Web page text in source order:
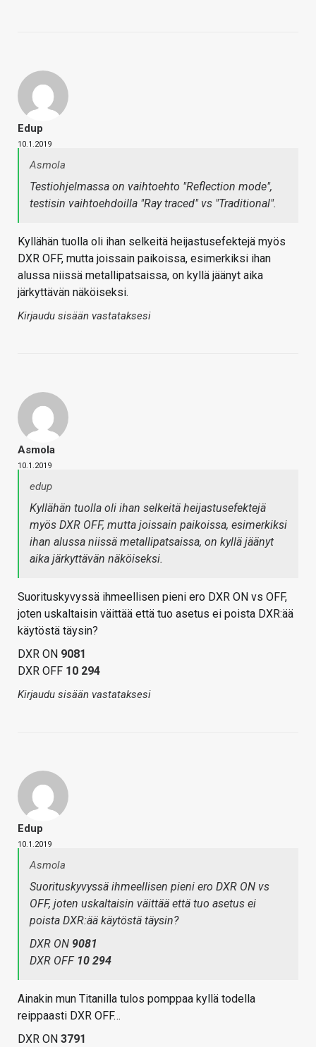
Edup
10.1.2019
Asmola
Testiohjelmassa on vaihtoehto "Reflection mode",
testisin vaihtoehdoilla "Ray traced" vs "Traditional".
Kyllähän tuolla oli ihan selkeitä heijastusefektejä myös
DXR OFF, mutta joissain paikoissa, esimerkiksi ihan
alussa niissä metallipatsaissa, on kyllä jäänyt aika
järkyttävän näköiseksi.
Kirjaudu sisään vastataksesi
Asmola
10.1.2019
edup
Kyllähän tuolla oli ihan selkeitä heijastusefektejä
myös DXR OFF, mutta joissain paikoissa, esimerkiksi
ihan alussa niissä metallipatsaissa, on kyllä jäänyt
aika järkyttävän näköiseksi.
Suorituskyvyssä ihmeellisen pieni ero DXR ON vs OFF,
joten uskaltaisin väittää että tuo asetus ei poista DXR:ää
käytöstä täysin?
DXR ON 9081
DXR OFF 10 294
Kirjaudu sisään vastataksesi
Edup
10.1.2019
Asmola
Suorituskyvyssä ihmeellisen pieni ero DXR ON vs
OFF, joten uskaltaisin väittää että tuo asetus ei
poista DXR:ää käytöstä täysin?
DXR ON 9081
DXR OFF 10 294
Ainakin mun Titanilla tulos pomppaa kyllä todella
reippaasti DXR OFF…
DXR ON 3791